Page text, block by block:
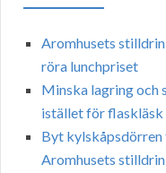
Aromhusets
röra lunchpriset
Minska lagring och
istället för flaskläsk
Byt kylskåpsdörren
Aromhusets